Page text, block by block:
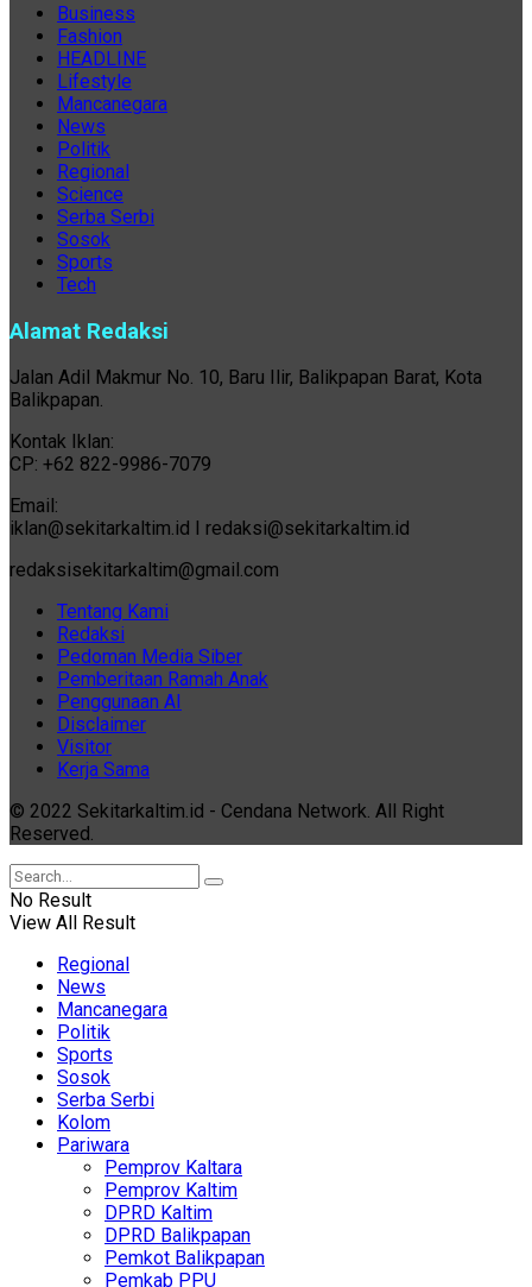
Business
Fashion
HEADLINE
Lifestyle
Mancanegara
News
Politik
Regional
Science
Serba Serbi
Sosok
Sports
Tech
Alamat Redaksi
Jalan Adil Makmur No. 10, Baru Ilir, Balikpapan Barat, Kota
Balikpapan.
Kontak Iklan:
CP: +62 822-9986-7079
Email:
iklan@sekitarkaltim.id I redaksi@sekitarkaltim.id
redaksisekitarkaltim@gmail.com
Tentang Kami
Redaksi
Pedoman Media Siber
Pemberitaan Ramah Anak
Penggunaan AI
Disclaimer
Visitor
Kerja Sama
© 2022 Sekitarkaltim.id - Cendana Network. All Right
Reserved.
No Result
View All Result
Regional
News
Mancanegara
Politik
Sports
Sosok
Serba Serbi
Kolom
Pariwara
Pemprov Kaltara
Pemprov Kaltim
DPRD Kaltim
DPRD Balikpapan
Pemkot Balikpapan
Pemkab PPU